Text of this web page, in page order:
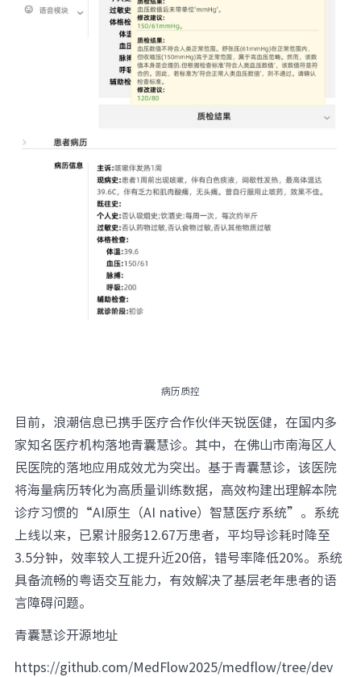
病历质控
目前，浪潮信息已携手医疗合作伙伴天锐医健，在国内多
家知名医疗机构落地青囊慧诊。其中，在佛山市南海区人
民医院的落地应用成效尤为突出。基于青囊慧诊，该医院
将海量病历转化为高质量训练数据，高效构建出理解本院
诊疗习惯的“AI原生（AI native）智慧医疗系统”。系统
上线以来，已累计服务12.67万患者，平均导诊耗时降至
3.5分钟，效率较人工提升近20倍，错号率降低20%。系统
具备流畅的粤语交互能力，有效解决了基层老年患者的语
言障碍问题。
青囊慧诊开源地址
https://github.com/MedFlow2025/medflow/tree/dev